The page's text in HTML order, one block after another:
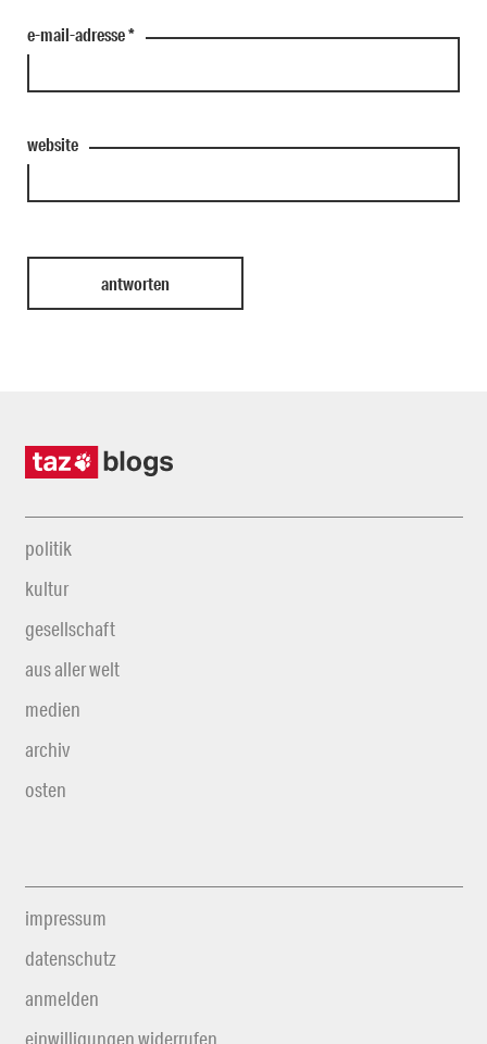
e-mail-adresse*
website
politik
kultur
gesellschaft
aus aller welt
medien
archiv
osten
impressum
datenschutz
anmelden
einwilligungen widerrufen